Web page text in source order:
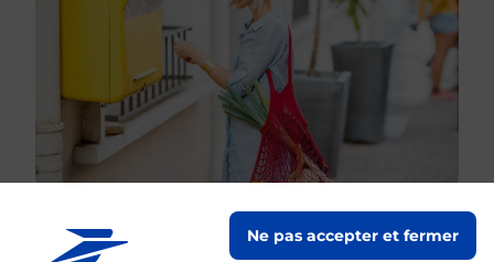
Ne pas accepter et fermer